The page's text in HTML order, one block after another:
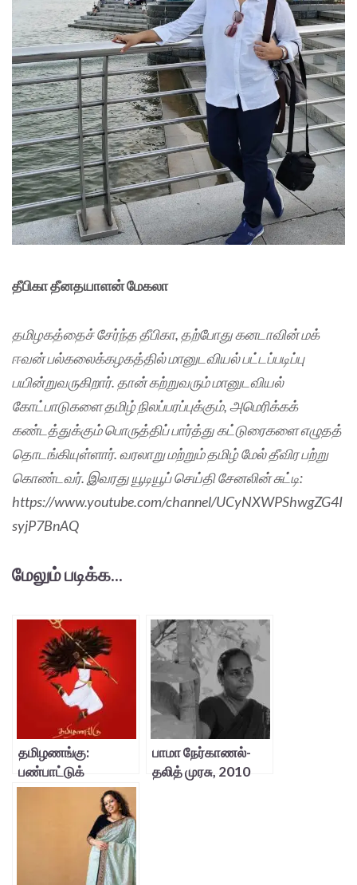
தீபிகா தீனதயாளன் மேகலா
தமிழகத்தைச் சேர்ந்த தீபிகா, தற்போது கனடாவின் மக்
ஈவன் பல்கலைக்கழகத்தில் மானுடவியல் பட்டப்படிப்பு
பயின்றுவருகிறார். தான் கற்றுவரும் மானுடவியல்
கோட்பாடுகளை தமிழ் நிலப்பரப்புக்கும், அமெரிக்கக்
கண்டத்துக்கும் பொருத்திப் பார்த்து கட்டுரைகளை எழுதத்
தொடங்கியுள்ளார். வரலாறு மற்றும் தமிழ் மேல் தீவிர பற்று
கொண்டவர். இவரது யூடியூப் செய்தி சேனலின் சுட்டி:
https://www.youtube.com/channel/UCyNXWPShwgZG4I
syjP7BnAQ
மேலும் படிக்க...
தமிழணங்கு:
பண்பாட்டுக்
கைப்பற்றலின் ஓர்
பாமா நேர்காணல்-
தலித் முரசு, 2010